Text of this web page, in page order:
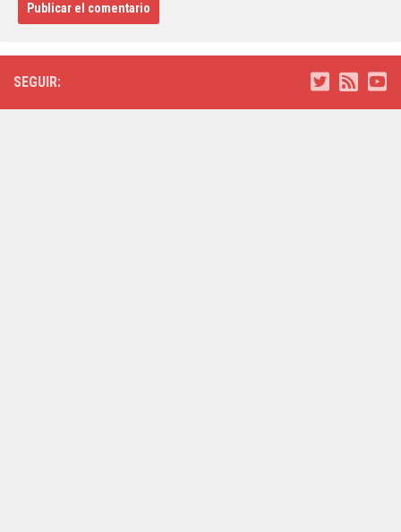
SEGUIR: